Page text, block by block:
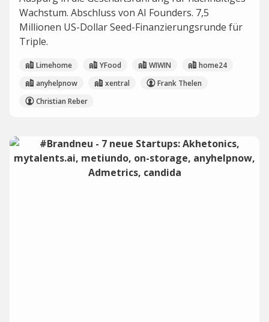
Wachstum. Abschluss von AI Founders. 7,5
Millionen US-Dollar Seed-Finanzierungsrunde für
Triple.
Limehome YFood WIWIN
home24
anyhelpnow
xentral
Frank Thelen
Christian Reber